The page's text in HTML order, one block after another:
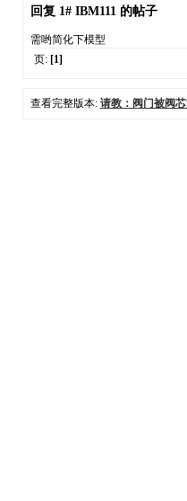
回复 1# IBM111 的帖子
需哟简化下模型
页: [1]
查看完整版本: 请教：阀门被阀